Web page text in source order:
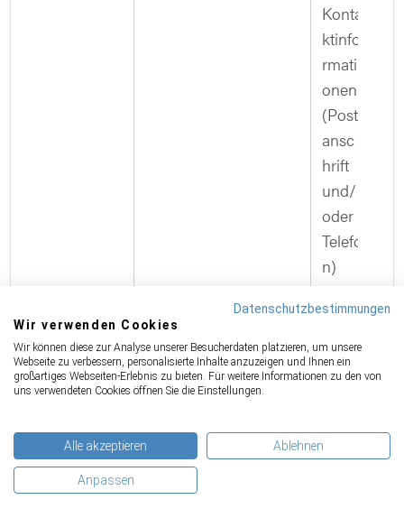
Konta
ktinfo
rmati
onen
(Post
ansc
hrift
und/
oder
Telefo
n)
zt
werd
en
ben
Datenschutzbestimmungen
Wir verwenden Cookies
Wir können diese zur Analyse unserer Besucherdaten platzieren, um unsere
Webseite zu verbessern, personalisierte Inhalte anzuzeigen und Ihnen ein
großartiges Webseiten-Erlebnis zu bieten. Für weitere Informationen zu den von
uns verwendeten Cookies öffnen Sie die Einstellungen.
Alle akzeptieren Ablehnen
Anpassen